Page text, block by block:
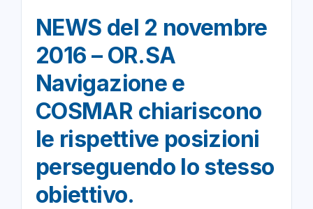
NEWS del 2 novembre
2016 – OR.SA
Navigazione e
COSMAR chiariscono
le rispettive posizioni
perseguendo lo stesso
obiettivo.